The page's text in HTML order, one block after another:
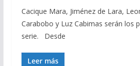
Cacique Mara, Jiménez de Lara,
Carabobo y Luz Cabimas serán los
serie. Desde
Leer más